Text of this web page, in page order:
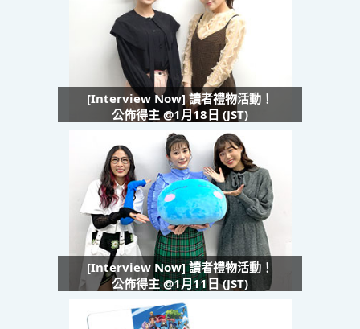
[Interview Now] 讀者禮物活動！
公佈得主 @1月18日 (JST)
[Interview Now] 讀者禮物活動！
公佈得主 @1月11日 (JST)